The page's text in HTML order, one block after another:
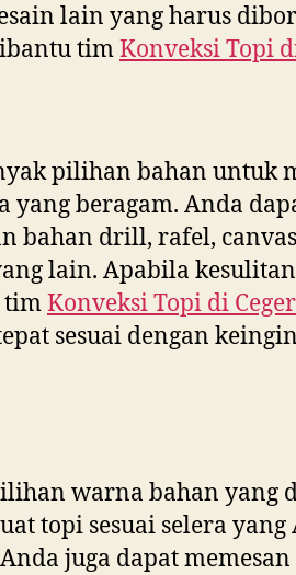
lain yang harus
timKonveksi Topi
pilihan bahan untuk
yang beragam. Anda
bahan drill, rafel,
lain. Apabila
timKonveksi Topi di Ceger
sesuai dengan
warna bahan yang
topi sesuai selera
juga dapat